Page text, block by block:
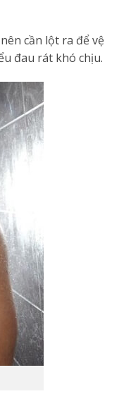
cần lột ra để vệ
đau rát khó chịu.